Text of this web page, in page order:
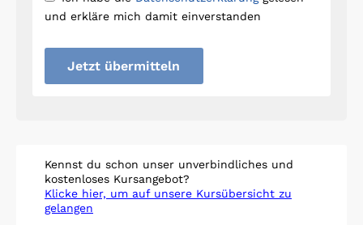
und erkläre mich damit einverstanden
Jetzt übermitteln
Kennst du schon unser unverbindliches und
kostenloses Kursangebot?
Klicke hier, um auf unsere Kursübersicht zu
gelangen